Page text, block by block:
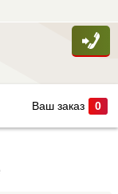
Ваш заказ 0